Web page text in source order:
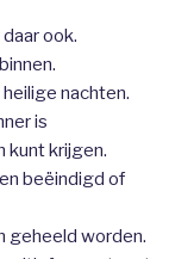
ook.
nachten.
is
kunt krijgen.
beëindigd of
geheeld worden.